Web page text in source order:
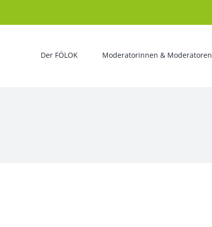
Der FÖLOK Moderatorinnen & Moderatoren